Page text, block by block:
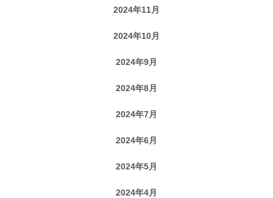
2024年11月
2024年10月
2024年9月
2024年8月
2024年7月
2024年6月
2024年5月
2024年4月